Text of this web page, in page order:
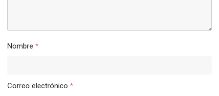
Nombre *
Correo electrónico *